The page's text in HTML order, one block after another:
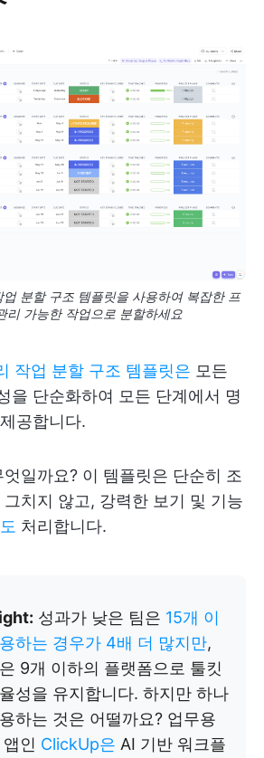
분할 구조 템플릿을 사용하여 복잡한 프
리 가능한 작업으로 분할하세요
작업 분할 구조 템플릿은 모든
을 단순화하여 모든 단계에서 명
공합니다.
일까요? 이 템플릿은 단순히 조
치지 않고, 강력한 보기 및 기능
처리합니다.
성과가 낮은 팀은 15개 이
하는 경우가 4배 더 많지만,
9개 이하의 플랫폼으로 툴킷
성을 유지합니다. 하지만 하나
하는 것은 어떨까요? 업무용
인 ClickUp은 AI 기반 워크플